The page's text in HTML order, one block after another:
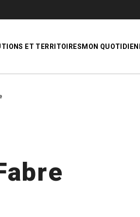
ET TERRITOIRES MON QUOTIDIEN